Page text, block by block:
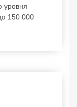
уровня
150 000